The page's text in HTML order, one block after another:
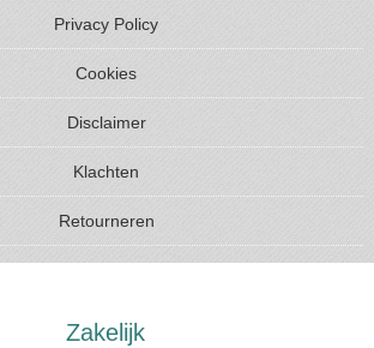
Privacy Policy
Cookies
Disclaimer
Klachten
Retourneren
Zakelijk